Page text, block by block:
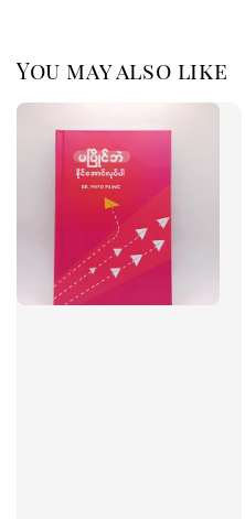
You may also like